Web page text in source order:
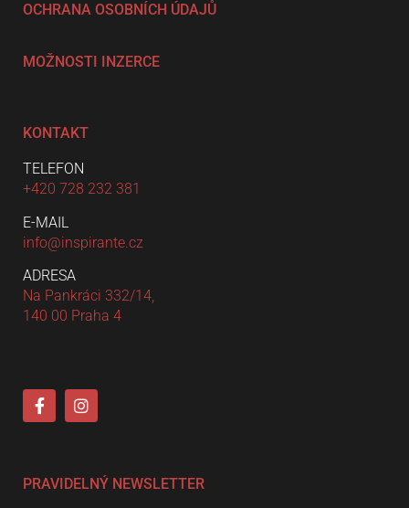
OCHRANA OSOBNÍCH ÚDAJŮ
MOŽNOSTI INZERCE
KONTAKT
TELEFON
+420 728 232 381
E-MAIL
info@inspirante.cz
ADRESA
Na Pankráci 332/14,
140 00 Praha 4
PRAVIDELNÝ NEWSLETTER